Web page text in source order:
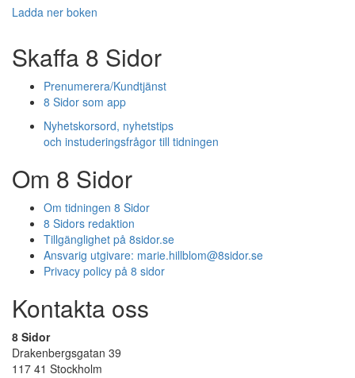
Ladda ner boken
Skaffa 8 Sidor
Prenumerera/Kundtjänst
8 Sidor som app
Nyhetskorsord, nyhetstips
och instuderingsfrågor till tidningen
Om 8 Sidor
Om tidningen 8 Sidor
8 Sidors redaktion
Tillgänglighet på 8sidor.se
Ansvarig utgivare: marie.hillblom@8sidor.se
Privacy policy på 8 sidor
Kontakta oss
8 Sidor
Drakenbergsgatan 39
117 41 Stockholm